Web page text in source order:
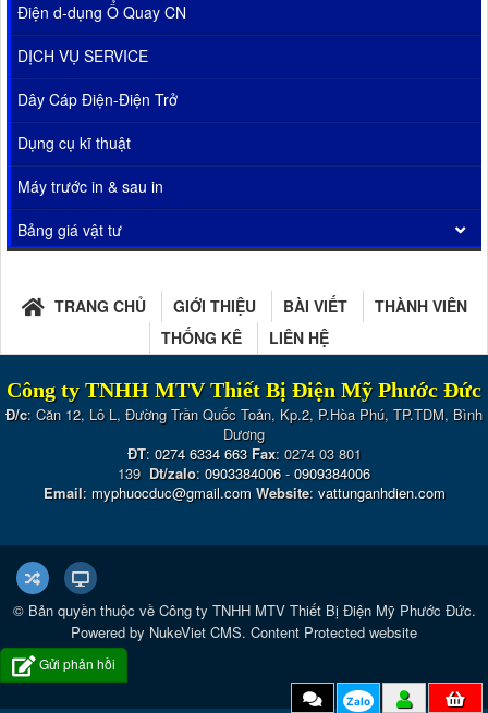
Điện d-dụng Ổ Quay CN
DỊCH VỤ SERVICE
Dây Cáp Điện-Điện Trở
Dụng cụ kĩ thuật
Máy trước in & sau in
Bảng giá vật tư
TRANG CHỦ GIỚI THIỆU BÀI VIẾT
THÀNH VIÊN
THỐNG KÊ
LIÊN HỆ
Công ty TNHH MTV Thiết Bị Điện Mỹ Phước Đức
Đ/c: Căn 12, Lô L, Đường Trần Quốc Toản, Kp.2, P.Hòa Phú, TP.TDM, Bình
Dương
ĐT: 0274 6334 663 Fax: 0274 03 801
139 Dt/zalo: 0903384006-0909384006
Email: myphuocduc@gmail.com Website: vattunganhdien.com
Gửi phản hồi
Zalo
© Bản quyền thuộc về Công ty TNHH MTV Thiết Bị Điện Mỹ Phước Đức.
Powered by NukeViet CMS. Content Protected website